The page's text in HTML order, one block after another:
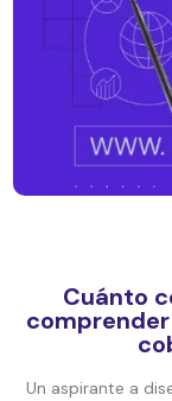
Cuánto
Un aspirante a